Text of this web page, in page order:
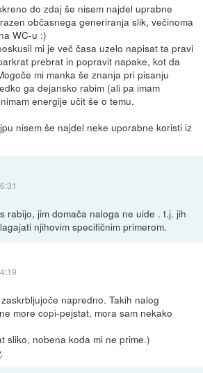
do zdaj še nisem najdel uprabne
občasnega generiranja slik, večinoma
WC-u :)
mi je več časa uzelo napisat ta pravi
prebrat in popravit napake, kot da
mi manka še znanja pri pisanju
ga dejansko rabim (ali pa imam
energije učit še o temu.
nisem še najdel neke uporabne koristi iz
rabijo, jim domača naloga ne uide . t.j. jih
njihovim specifičnim primerom.
napredno. Takih nalog
more copi-pejstat, mora sam nekako
sliko, nobena koda mi ne prime.)
.